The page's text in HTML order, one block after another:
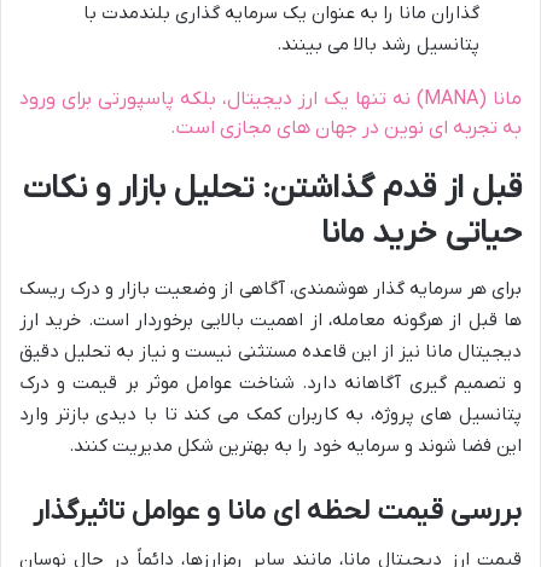
گذاران مانا را به عنوان یک سرمایه گذاری بلندمدت با
پتانسیل رشد بالا می بینند.
مانا (MANA) نه تنها یک ارز دیجیتال، بلکه پاسپورتی برای ورود
به تجربه ای نوین در جهان های مجازی است.
قبل از قدم گذاشتن: تحلیل بازار و نکات
حیاتی خرید مانا
برای هر سرمایه گذار هوشمندی، آگاهی از وضعیت بازار و درک ریسک
ها قبل از هرگونه معامله، از اهمیت بالایی برخوردار است. خرید ارز
دیجیتال مانا نیز از این قاعده مستثنی نیست و نیاز به تحلیل دقیق
و تصمیم گیری آگاهانه دارد. شناخت عوامل موثر بر قیمت و درک
پتانسیل های پروژه، به کاربران کمک می کند تا با دیدی بازتر وارد
این فضا شوند و سرمایه خود را به بهترین شکل مدیریت کنند.
بررسی قیمت لحظه ای مانا و عوامل تاثیرگذار
قیمت ارز دیجیتال مانا، مانند سایر رمزارزها، دائماً در حال نوسان